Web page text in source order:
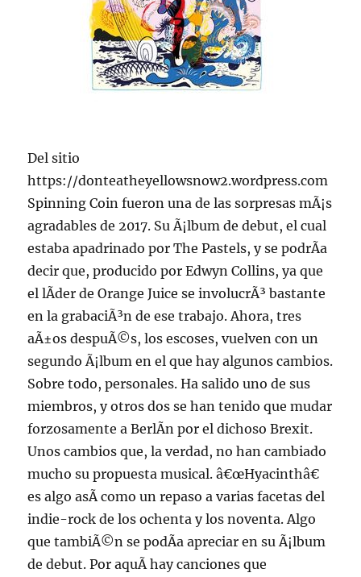
Del sitio
https://donteatheyellowsnow2.wordpress.com
Spinning Coin fueron una de las sorpresas mÃ¡s
agradables de 2017. Su Ã¡lbum de debut, el cual
estaba apadrinado por The Pastels, y se podrÃ­a
decir que, producido por Edwyn Collins, ya que
el lÃ­der de Orange Juice se involucrÃ³ bastante
en la grabaciÃ³n de ese trabajo. Ahora, tres
aÃ±os despuÃ©s, los escoses, vuelven con un
segundo Ã¡lbum en el que hay algunos cambios.
Sobre todo, personales. Ha salido uno de sus
miembros, y otros dos se han tenido que mudar
forzosamente a BerlÃ­n por el dichoso Brexit.
Unos cambios que, la verdad, no han cambiado
mucho su propuesta musical. â€œHyacinthâ€
es algo asÃ­ como un repaso a varias facetas del
indie-rock de los ochenta y los noventa. Algo
que tambiÃ©n se podÃ­a apreciar en su Ã¡lbum
de debut. Por aquÃ­ hay canciones que